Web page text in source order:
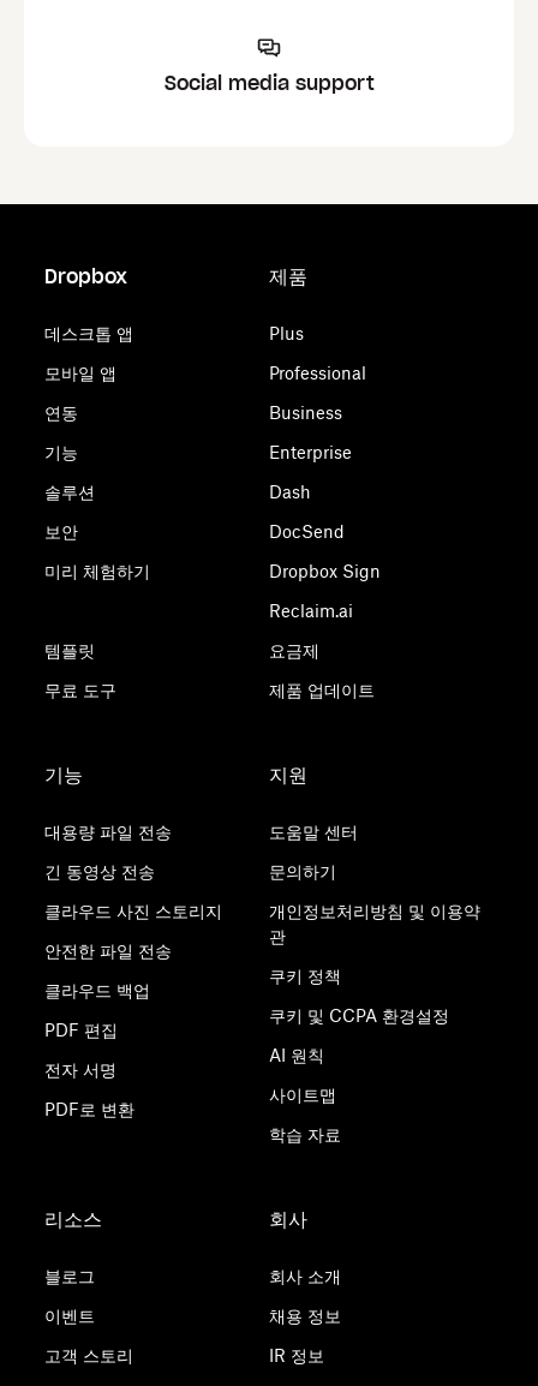
Social media support
Dropbox
데스크톱 앱
모바일 앱
연동
기능
솔루션
보안
미리 체험하기
템플릿
무료 도구
제품
Plus
Professional
Business
Enterprise
Dash
DocSend
Dropbox Sign
Reclaim.ai
요금제
제품 업데이트
기능
대용량 파일 전송
긴 동영상 전송
클라우드 사진 스토리지
안전한 파일 전송
클라우드 백업
PDF 편집
전자 서명
PDF로 변환
지원
도움말 센터
문의하기
개인정보처리방침 및 이용약
관
쿠키 정책
쿠키 및 CCPA 환경설정
AI 원칙
사이트맵
학습 자료
리소스
블로그
이벤트
고객 스토리
회사
회사 소개
채용 정보
IR 정보